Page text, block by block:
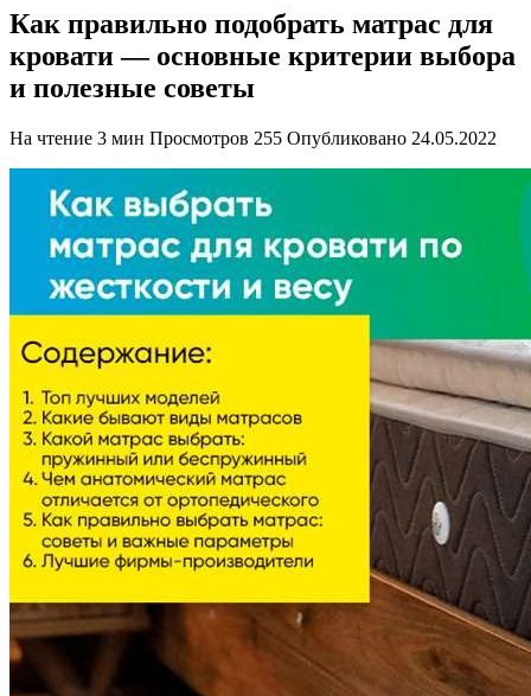
Как правильно подобрать матрас для
кровати — основные критерии выбора
и полезные советы
На чтение 3 мин Просмотров 255 Опубликовано 24.05.2022